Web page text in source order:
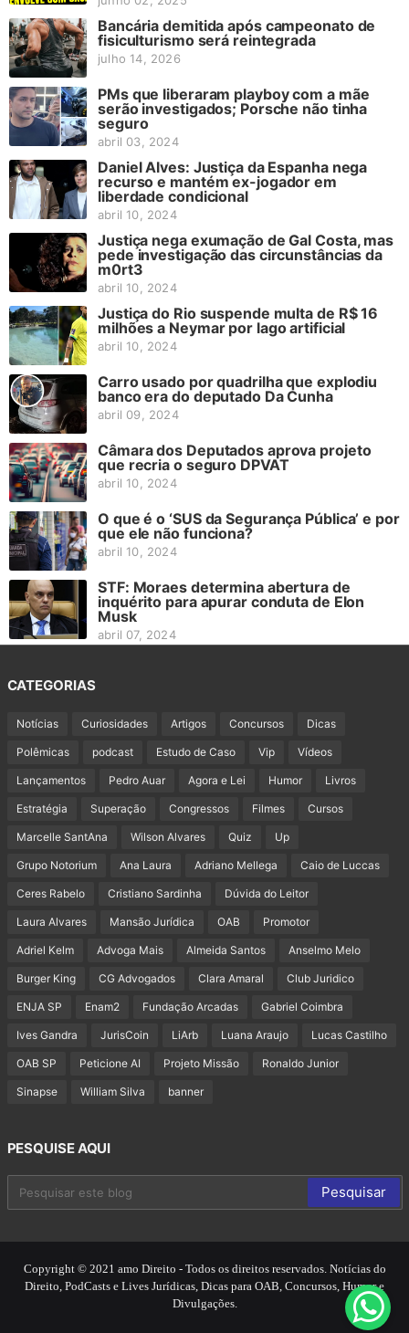
Bancária demitida após campeonato de
fisiculturismo será reintegrada
julho 14, 2026
PMs que liberaram playboy com a mãe
serão investigados; Porsche não tinha
seguro
abril 03, 2024
Daniel Alves: Justiça da Espanha nega
recurso e mantém ex-jogador em
liberdade condicional
abril 10, 2024
Justiça nega exumação de Gal Costa, mas
pede investigação das circunstâncias da
m0rt3
abril 10, 2024
Justiça do Rio suspende multa de R$ 16
milhões a Neymar por lago artificial
abril 10, 2024
Carro usado por quadrilha que explodiu
banco era do deputado Da Cunha
abril 09, 2024
Câmara dos Deputados aprova projeto
que recria o seguro DPVAT
abril 10, 2024
O que é o ‘SUS da Segurança Pública’ e por
que ele não funciona?
abril 10, 2024
STF: Moraes determina abertura de
inquérito para apurar conduta de Elon
Musk
abril 07, 2024
CATEGORIAS
Notícias Curiosidades Artigos Concursos Dicas
Polêmicas podcast Estudo de Caso Vip Vídeos
Lançamentos Pedro Auar Agora e Lei Humor Livros
Estratégia Superação Congressos Filmes Cursos
Marcelle SantAna Wilson Alvares Quiz Up
Grupo Notorium Ana Laura Adriano Mellega Caio de Luccas
Ceres Rabelo Cristiano Sardinha Dúvida do Leitor
Laura Alvares Mansão Jurídica OAB Promotor
Adriel Kelm Advoga Mais Almeida Santos Anselmo Melo
Burger King CG Advogados Clara Amaral Club Juridico
ENJA SP Enam2 Fundação Arcadas Gabriel Coimbra
Ives Gandra JurisCoin LiArb Luana Araujo Lucas Castilho
OAB SP Peticione AI Projeto Missão Ronaldo Junior
Sinapse William Silva banner
PESQUISE AQUI
Copyright © 2021 amo Direito - Todos os direitos reservados. Notícias do
Direito, PodCasts e Lives Jurídicas, Dicas para OAB, Concursos, Humor e
Divulgações.